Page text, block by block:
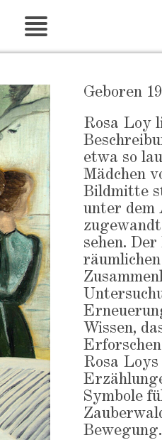
Geboren
Rosa Loy
etwa so
Mädchen
Bildmitte
unter dem
sehen.
Wissen,
Rosa
Symbole